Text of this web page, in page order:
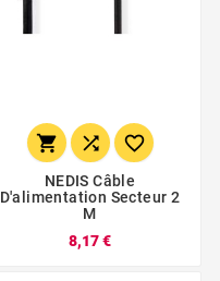
  
NEDIS Câble
D'alimentation Secteur 2
M
8,17 €